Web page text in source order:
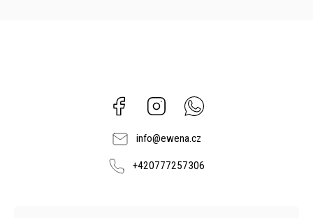
Facebook Instagram
info@ewena.cz
+420777257306